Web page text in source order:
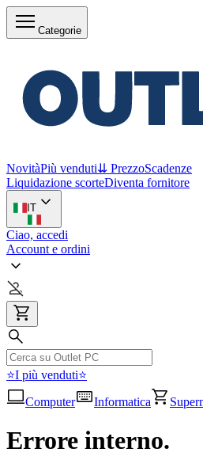
Categorie
NovitàPiù venduti⇊ PrezzoScadenze
Liquidazione scorteDiventa fornitore
IT
Ciao, accedi
Account e ordini
⭐I più venduti⭐
Computer
Informatica
Errore interno.